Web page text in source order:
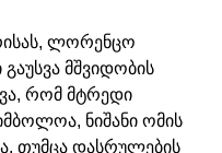
ლორენცო
გაუსვა მშვიდობის
რომ მტრედი
ნიშანი ომის
თუმცა დასრულების